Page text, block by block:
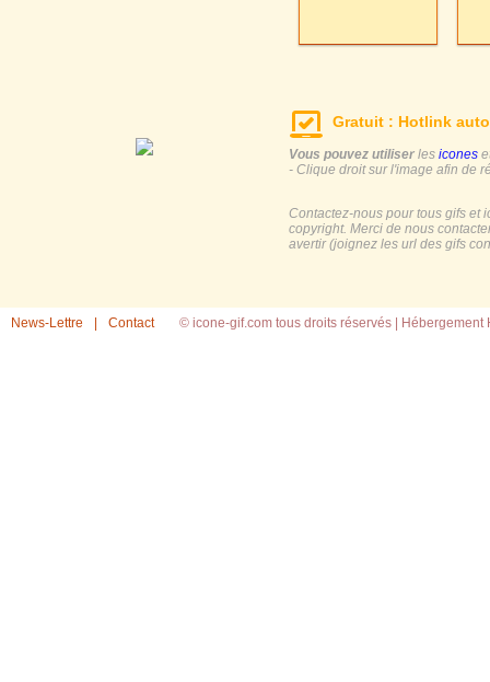
Gratuit : Hotlink
Vous pouvez utiliser les icones
- Clique droit sur l'image afin de
Contactez-nous pour tous gifs et
copyright. Merci de nous
avertir (joignez les url des gifs
News-Lettre Contact © icone-gif.com tous droits réservés | Hébergement